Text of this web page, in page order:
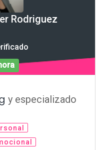
Rodriguez
y especializado